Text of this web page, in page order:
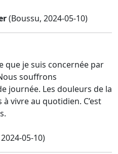
(Boussu, 2024-05-10)
que je suis concernée par
souffrons
journée. Les douleurs de la
vivre au quotidien. C’est
05-10)